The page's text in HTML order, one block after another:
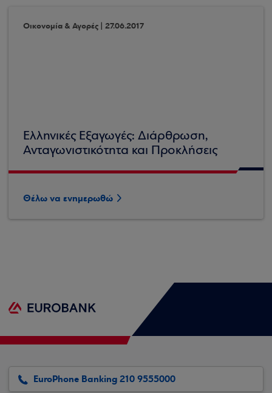
Οικονομία & Αγορές | 27.06.2017
Ελληνικές Εξαγωγές: Διάρθρωση,
Ανταγωνιστικότητα και Προκλήσεις
Θέλω να ενημερωθώ
EuroPhone Banking 210 9555000